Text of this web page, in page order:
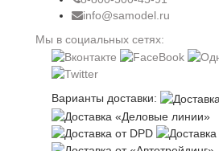
info@samodel.ru
Мы в социальных сетях:
Варианты доставки: